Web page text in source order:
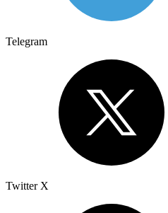
Telegram
Twitter X